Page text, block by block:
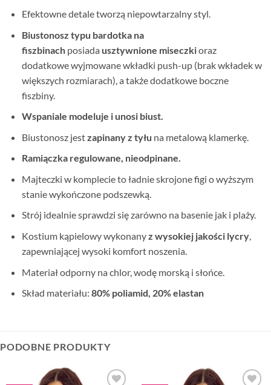
Efektowne detale tworzą niepowtarzalny styl.
Biustonosz typu bardotka na
fiszbinach posiada usztywnione miseczkioraz
dodatkowe wyjmowane wkładki push-up (brak wkładek w
większych rozmiarach), a także dodatkowe boczne
fiszbiny.
Wspaniale modeluje i unosi biust.
Biustonosz jestzapinany z tyłu na metalową klamerkę.
Ramiączka regulowane, nieodpinane.
Majteczki w komplecie to ładnie skrojone figi o wyższym
stanie wykończone podszewką.
Strój idealnie sprawdzi się zarówno na basenie jak i plaży.
Kostium kąpielowy wykonanyz wysokiej jakości lycry,
zapewniającej wysoki komfort noszenia.
Materiał odporny na chlor, wodę morską i słońce.
Skład materiału: 80% poliamid, 20% elastan
PODOBNE PRODUKTY